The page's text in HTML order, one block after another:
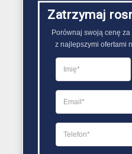
Czwartek 08:00 – 17:00
Piątek 08:00 – 17:00
Sobota Zamknięte
Niedziela Zamknięte
PORÓWNYWARKA
Zatrzymaj
Porównaj swoją cenę
z najlepszymi ofertami